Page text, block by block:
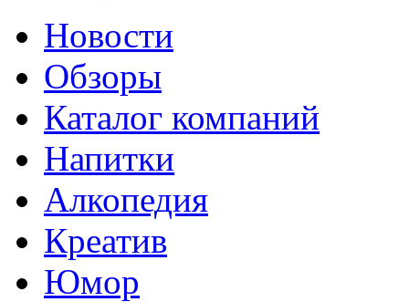
Новости
Обзоры
Каталог компаний
Напитки
Алкопедия
Креатив
Юмор